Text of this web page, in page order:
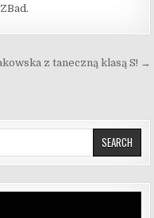
z taneczną klasą S! →